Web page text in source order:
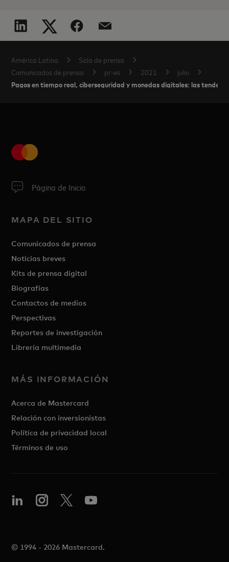
América Latina
Sala de prensa
Comunicados de prensa
pr-es 2021 julio
Pagos en tiempo real, ciberseguridad y monedas digitales: las
Página de Inicio
MAPA DEL SITIO
Comunicados de prensa
Noticias breves
Kits de prensa digital
Biografías
Contactos de medios
Perspectivas
Reportes de investigación
Librería multimedia
MÁS INFORMACIÓN
Acerca de Mastercard
Relación con inversionistas
Política de privacidad local
Términos de uso
© 1994 - 2026 Mastercard.